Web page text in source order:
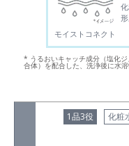
モイストコネクト
* うるおいキャッチ成分（塩化
合体）を配合した、洗浄後に水
1品3役 化粧